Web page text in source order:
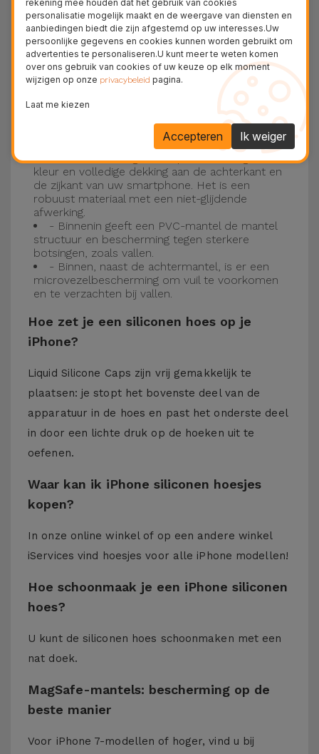
Drie-laagse bescherming met de
siliconen kappen
Onze iPhone siliconen hoesjes hebben een
robuuste, kwalitatieve constructie met een
drielaagse constructie om ongelukken en
- Een eerste laag van Liquid Silicone geeft de
kleur en volledige dekking aan de achterkant en
de zijkant van uw smartphone. Het is een
robuust materiaal met een niet-glijdende
afwerking.
- Binnenin geeft een PVC-mantel de mantel
structuur en bescherming tegen sterkere
botsingen, zoals vallen.
- Binnen, naast de achtermantel, is er een
microvezelbescherming om vuil te voorkomen
en te verzachten bij vallen.
Hoe zet je een siliconen hoes op je
iPhone?
Liquid Silicone Caps zijn vrij gemakkelijk te
plaatsen: je stopt het bovenste deel van de
apparatuur in de hoes en past het onderste deel
in door een lichte druk op de hoeken uit te
oefenen.
Waar kan ik iPhone siliconen hoesjes
kopen?
In onze online winkel of op een andere winkel
iServices vind hoesjes voor alle iPhone modellen!
Hoe schoonmaak je een iPhone siliconen
hoes?
U kunt de siliconen hoes schoonmaken met een
nat doek.
MagSafe-mantels: bescherming op de
beste manier
Voor iPhone 7-modellen of hoger, vind u bij
rekening mee houden dat het gebruik van cookies
personalisatie mogelijk maakt en de weergave van diensten en
aanbiedingen biedt die zijn afgestemd op uw interesses.Uw
persoonlijke gegevens en cookies kunnen worden gebruikt om
advertenties te personaliseren.U kunt meer te weten komen
over ons gebruik van cookies of uw keuze op elk moment
wijzigen op onze privacybeleid pagina.
Laat me kiezen
Ik weiger
Accepteren